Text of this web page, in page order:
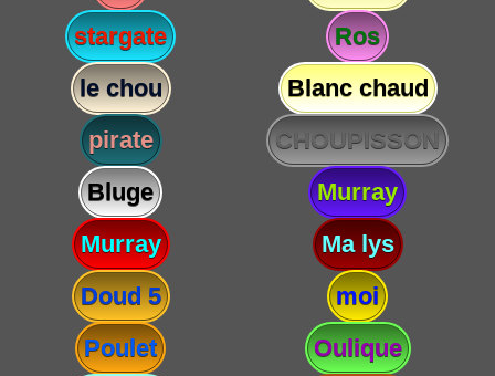
stargate
Ros
le chou
Blanc chaud
pirate
CHOUPISSON
Bluge
Murray
Murray
Ma lys
Doud 5
moi
Poulet
Oulique